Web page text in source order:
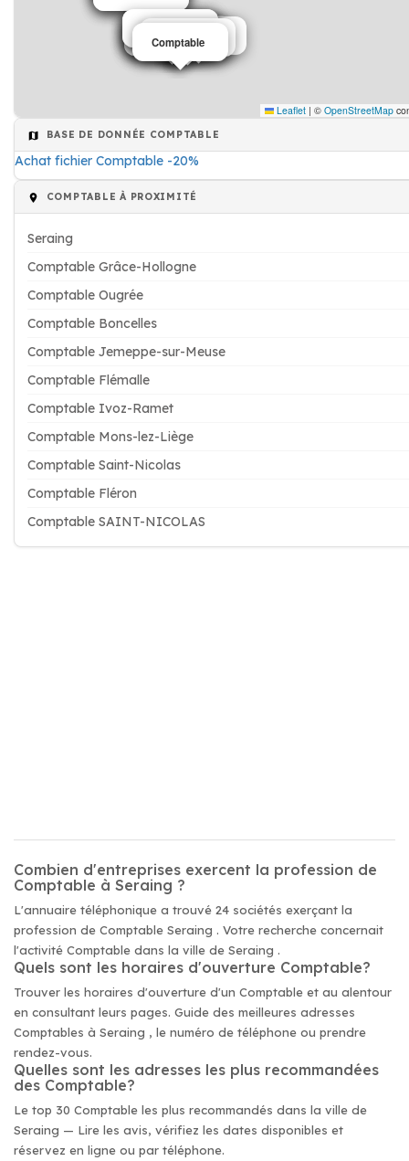
Comptable
Comptable
Comptable
ComptableComptable
Comptable
Comptable
Leaflet | © OpenStreetMap
BASE DE DONNÉE COMPTABLE
Achat fichier Comptable -20%
COMPTABLE À PROXIMITÉ
Seraing
Comptable Grâce-Hollogne
Comptable Ougrée
Comptable Boncelles
Comptable Jemeppe-sur-Meuse
Comptable Flémalle
Comptable Ivoz-Ramet
Comptable Mons-lez-Liège
Comptable Saint-Nicolas
Comptable Fléron
Comptable SAINT-NICOLAS
Combien d'entreprises exercent la profession de
Comptable à Seraing ?
L'annuaire téléphonique a trouvé 24 sociétés exerçant la
profession de Comptable Seraing . Votre recherche concernait
l'activité Comptable dans la ville de Seraing .
Quels sont les horaires d'ouverture Comptable?
Trouver les horaires d'ouverture d'un Comptable et au alentour
en consultant leurs pages. Guide des meilleures adresses
Comptables à Seraing , le numéro de téléphone ou prendre
rendez-vous.
Quelles sont les adresses les plus recommandées
des Comptable?
Le top 30 Comptable les plus recommandés dans la ville de
Seraing — Lire les avis, vérifiez les dates disponibles et
réservez en ligne ou par téléphone.